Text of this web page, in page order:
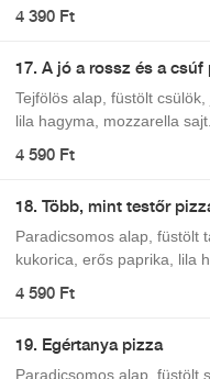
4 390 Ft
17. A jó a rossz és a csúf
Tejfölös alap, füstölt
lila hagyma, mozzarella sajt.
4 590 Ft
18. Több, mint testőr
Paradicsomos alap, füstölt
kukorica, erős paprika, lila
sajt.
4 590 Ft
19. Egértanya pizza
Paradicsomos alap, füstölt